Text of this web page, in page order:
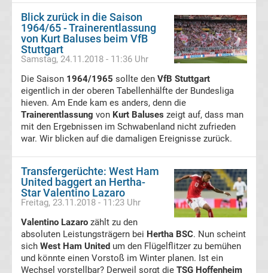
Alle
Trainer
des
Jahres
Bundesliga
Liste
Aufsteiger
Liste
Blick zurück in die Saison
1964/65 - Trainerentlassung
von Kurt Baluses beim VfB
Stuttgart
Samstag, 24.11.2018 - 11:36 Uhr
Die Saison 1964/1965 sollte den VfB Stuttgart
eigentlich in der oberen Tabellenhälfte der Bundesliga
hieven. Am Ende kam es anders, denn die
Trainerentlassung von Kurt Baluses zeigt auf, dass man
mit den Ergebnissen im Schwabenland nicht zufrieden
war. Wir blicken auf die damaligen Ereignisse zurück.
Transfergerüchte: West Ham
United baggert an Hertha-
Star Valentino Lazaro
Freitag, 23.11.2018 - 11:23 Uhr
Valentino Lazaro zählt zu den
absoluten Leistungsträgern bei Hertha BSC. Nun scheint
sich West Ham United um den Flügelflitzer zu bemühen
und könnte einen Vorstoß im Winter planen. Ist ein
Wechsel vorstellbar? Derweil sorgt die TSG Hoffenheim